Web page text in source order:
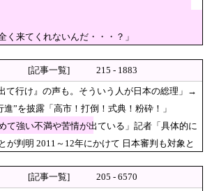
と思われていた模様…（ﾌﾞﾙﾌﾞ
の系譜」とは [8/7]
」と黒電話の呼び方であっさ
修正動画で衝撃の真相が発覚 → ………
来てくれないんだ・・・？」
[記事一覧]
215 - 1883
て行け』の声も。そういう人が日本の総理」→
”を披露「高市！打倒！式典！粉砕！」
て強い不満や苦情が出ている」記者「具体的に
が判明 2011～12年にかけて 日本審判も対象と
[記事一覧]
205 - 6570